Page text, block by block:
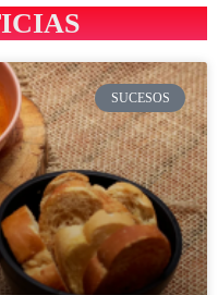
SUCESOS